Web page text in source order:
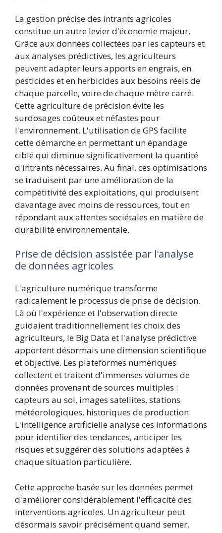
La gestion précise des intrants agricoles
constitue un autre levier d'économie majeur.
Grâce aux données collectées par les capteurs et
aux analyses prédictives, les agriculteurs
peuvent adapter leurs apports en engrais, en
pesticides et en herbicides aux besoins réels de
chaque parcelle, voire de chaque mètre carré.
Cette agriculture de précision évite les
surdosages coûteux et néfastes pour
l'environnement. L'utilisation de GPS facilite
cette démarche en permettant un épandage
ciblé qui diminue significativement la quantité
d'intrants nécessaires. Au final, ces optimisations
se traduisent par une amélioration de la
compétitivité des exploitations, qui produisent
davantage avec moins de ressources, tout en
répondant aux attentes sociétales en matière de
durabilité environnementale.
Prise de décision assistée par l'analyse
de données agricoles
L'agriculture numérique transforme
radicalement le processus de prise de décision.
Là où l'expérience et l'observation directe
guidaient traditionnellement les choix des
agriculteurs, le Big Data et l'analyse prédictive
apportent désormais une dimension scientifique
et objective. Les plateformes numériques
collectent et traitent d'immenses volumes de
données provenant de sources multiples :
capteurs au sol, images satellites, stations
météorologiques, historiques de production.
L'intelligence artificielle analyse ces informations
pour identifier des tendances, anticiper les
risques et suggérer des solutions adaptées à
chaque situation particulière.
Cette approche basée sur les données permet
d'améliorer considérablement l'efficacité des
interventions agricoles. Un agriculteur peut
désormais savoir précisément quand semer,